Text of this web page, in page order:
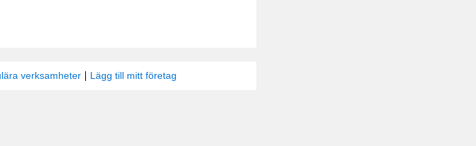
verksamheter Lägg till mitt företag